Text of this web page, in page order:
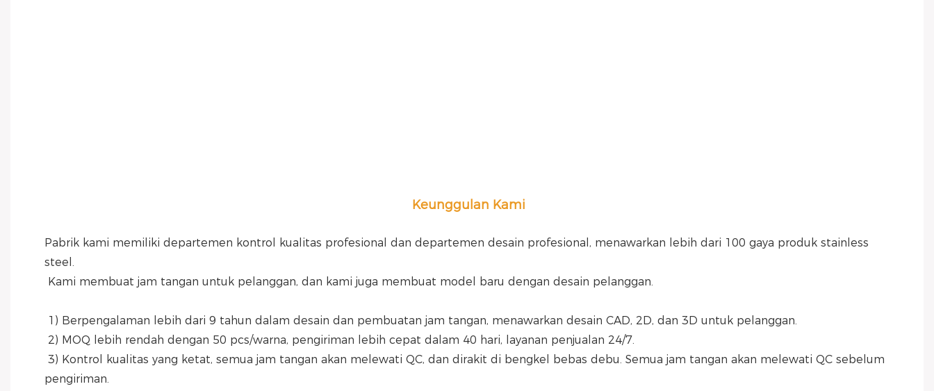
Keunggulan Kami
Pabrik kami memiliki departemen kontrol kualitas profesional dan departemen desain profesional, menawarkan lebih dari 100 gaya produk stainless
steel.
Kami membuat jam tangan untuk pelanggan, dan kami juga membuat model baru dengan desain pelanggan.
1) Berpengalaman lebih dari 9 tahun dalam desain dan pembuatan jam tangan, menawarkan desain CAD, 2D, dan 3D untuk pelanggan.
2) MOQ lebih rendah dengan 50 pcs/warna, pengiriman lebih cepat dalam 40 hari, layanan penjualan 24/7.
pengiriman.